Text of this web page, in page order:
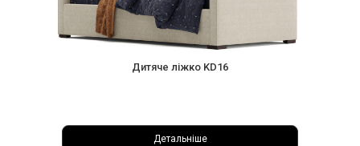
Дитяче ліжко KD16
Детальніше